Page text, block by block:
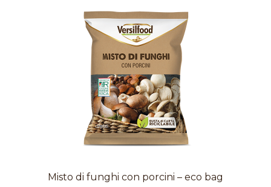
Misto di funghi con porcini – eco bag